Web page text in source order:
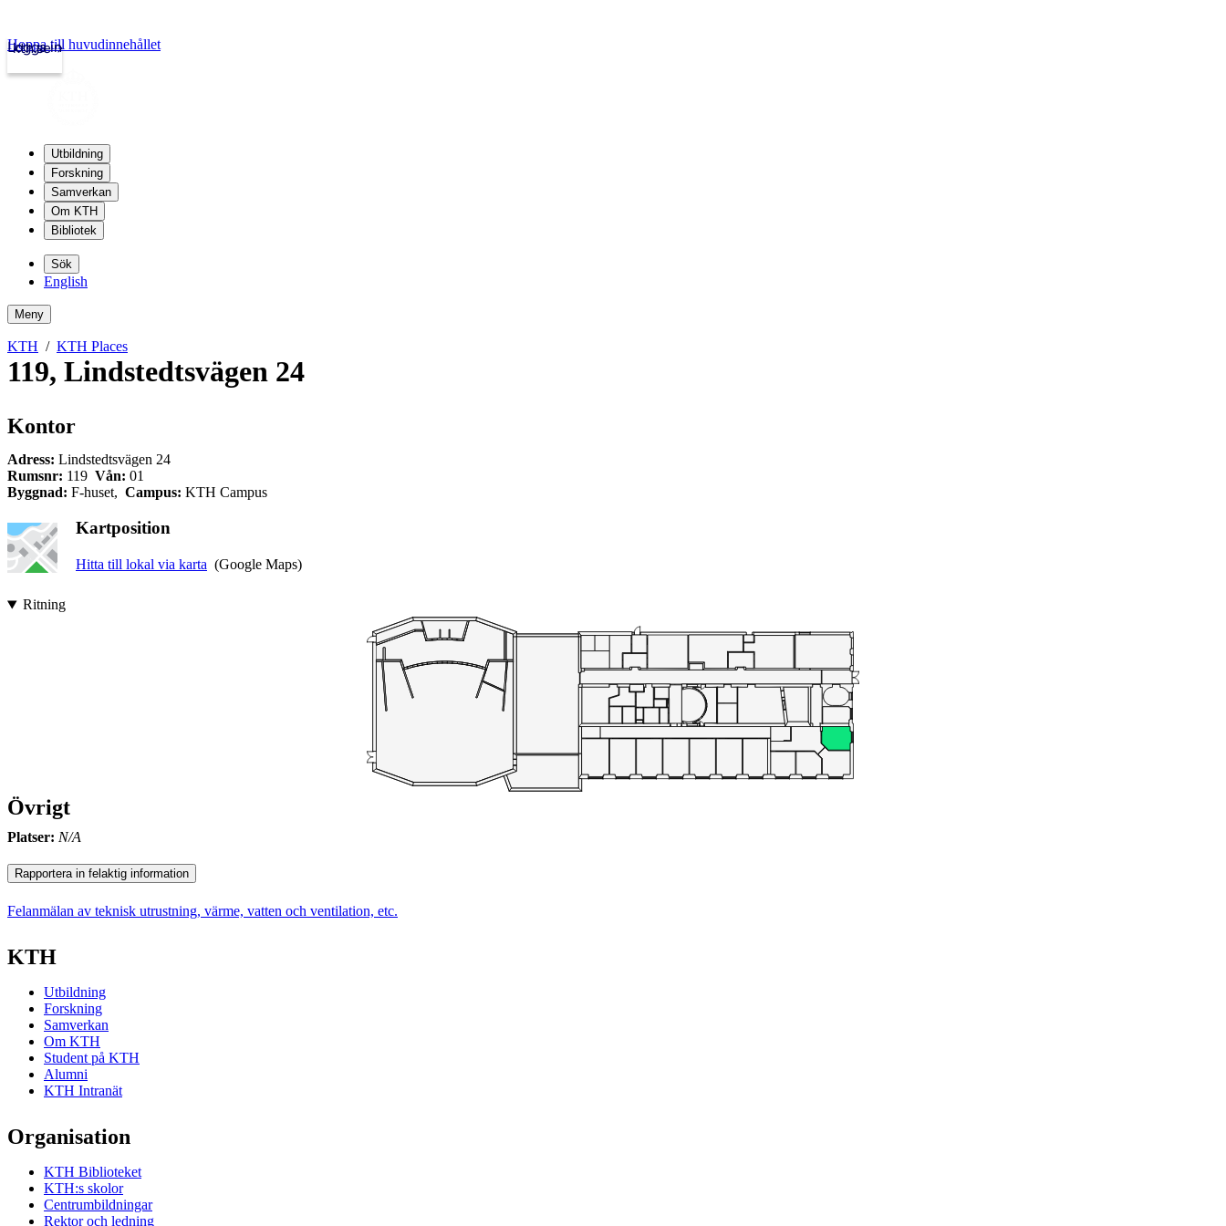
kth.se
Logga in
Hoppa till huvudinnehållet
Utbildning
Forskning
Samverkan
Om KTH
Bibliotek
Sök
English
Meny
KTH KTH Places
119, Lindstedtsvägen 24
Kontor
Adress: Lindstedtsvägen 24
Rumsnr: 119 Vån: 01
Byggnad: F-huset, Campus: KTH Campus
Kartposition
Hitta till lokal via karta (Google Maps)
Ritning
Övrigt
Platser: N/A
Rapportera in felaktig information
Felanmälan av teknisk utrustning, värme, vatten och ventilation, etc.
KTH
Utbildning
Forskning
Samverkan
Om KTH
Student på KTH
Alumni
KTH Intranät
Organisation
KTH Biblioteket
KTH:s skolor
Centrumbildningar
Rektor och ledning